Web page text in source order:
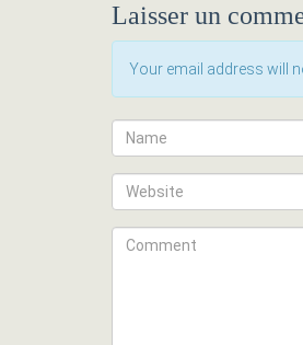
Laisser un
Your email address will